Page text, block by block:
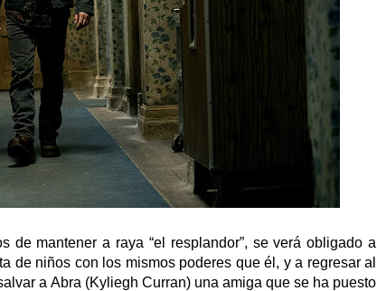
de mantener a raya “el resplandor”, se verá obligado a
de niños con los mismos poderes que él, y a regresar al
a Abra (Kyliegh Curran) una amiga que se ha puesto